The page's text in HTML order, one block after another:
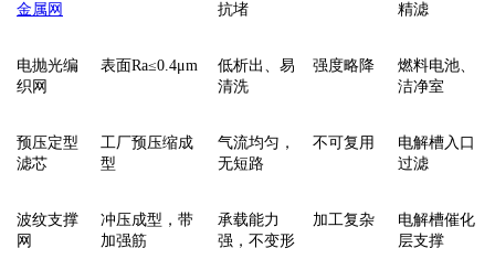
金属网
抗堵
精滤
‌电抛光编
织网‌
表面Ra≤0.4μm
低析出、易
清洗
强度略降
燃料电池、
洁净室
‌预压定型
滤芯‌
工厂预压缩成
型
气流均匀，
无短路
不可复用
电解槽入口
过滤
‌波纹支撑
网‌
冲压成型，带
加强筋
承载能力
强，不变形
加工复杂
电解槽催化
层支撑